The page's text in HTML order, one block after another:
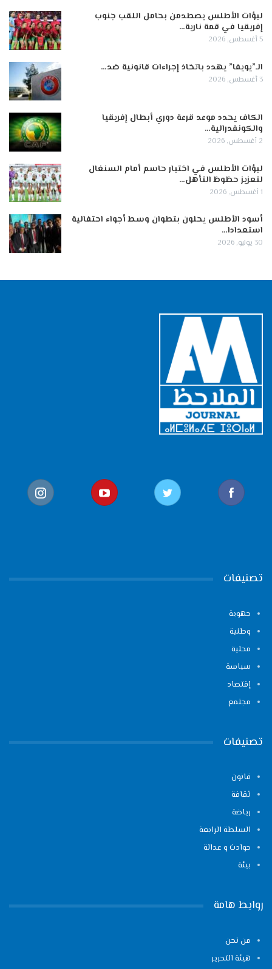
لبؤات الأطلس يصطدمن بحامل اللقب جنوب
إفريقيا في قمة نارية…
5 أغسطس, 2026
الـ”يويفا” يهدد باتخاذ إجراءات قانونية ضد…
3 أغسطس, 2026
الكاف يحدد موعد قرعة دوري أبطال إفريقيا
والكونفدرالية…
2 أغسطس, 2026
لبؤات الأطلس في اختبار حاسم أمام السنغال
لتعزيز حظوظ التأهل…
1 أغسطس, 2026
أسود الأطلس يحلون بتطوان وسط أجواء احتفالية
استعدادا…
30 يوليو, 2026
تصنيفات
جهوية
وطنية
محلية
سياسة
إقتصاد
مجتمع
تصنيفات
قانون
ثقافة
رياضة
السلطة الرابعة
حوادث و عدالة
بيئة
روابط هامة
من نحن
هيئة التحرير